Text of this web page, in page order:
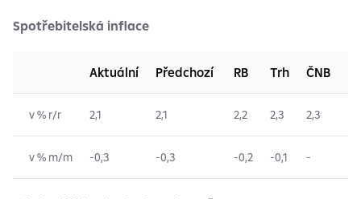
Spotřebitelská inflace
Aktuální Předchozí RB Trh ČNB
v % r/r 2,1 2,1 2,2 2,3 2,3
v % m/m -0,3 -0,3 -0,2 -0,1 -